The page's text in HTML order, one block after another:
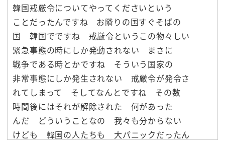
韓国戒厳令についてやってくださいという
ことだったんですね お隣りの国すぐそばの
国 韓国でですね 戒厳令というこの物々しい
緊急事態の時にしか発動されない まさに
戦争である時とかですね そういう国家の
非常事態にしか発生されない 戒厳令が発令さ
れてしまって そしてなんとですね その数
時間後にはそれが解除された 何があった
んだ どういうことなの 我々も分からない
けども 韓国の人たちも 大パニックだったん